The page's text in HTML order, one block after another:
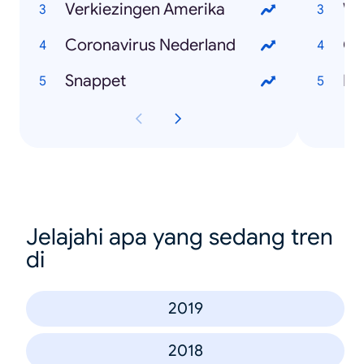
Verkiezingen Amerika
Coronavirus Nederland
Snappet
Jelajahi apa yang sedang tren
di
2019
2018